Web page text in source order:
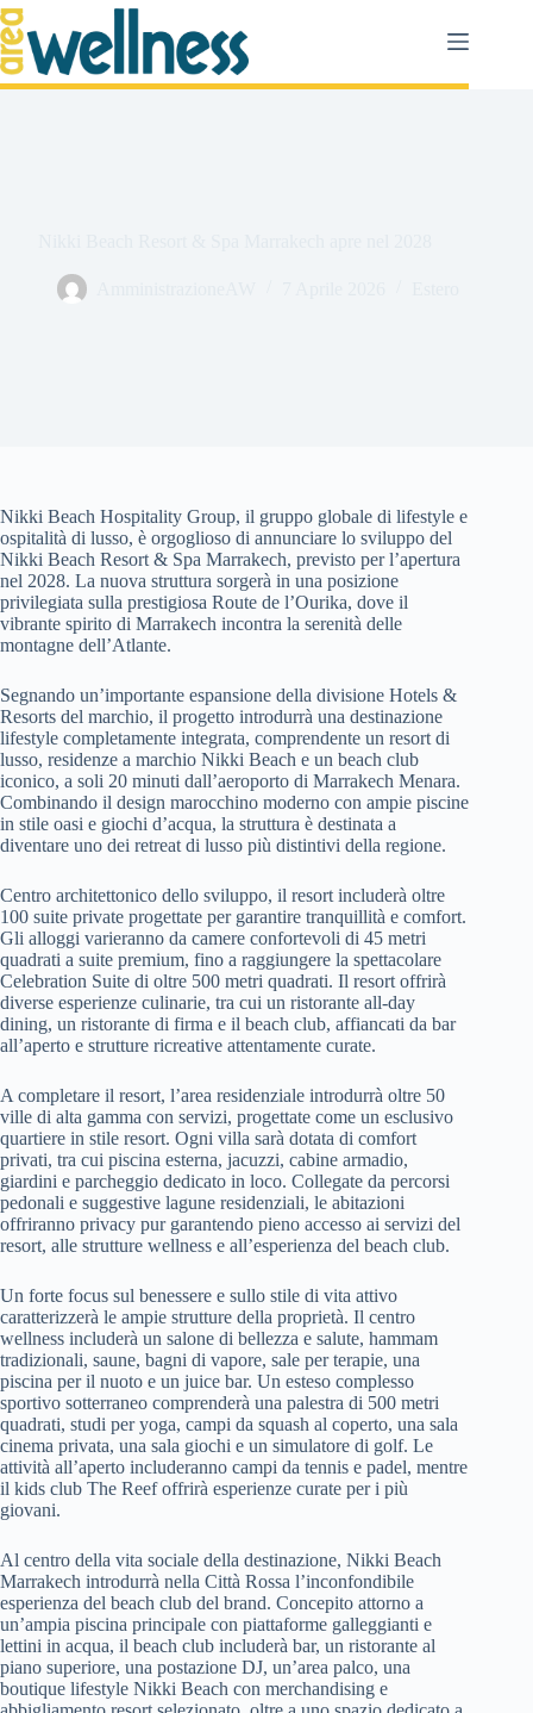
Salta
al
contenuto
Nikki Beach Hospitality Group, il gruppo globale di lifestyle e
ospitalità di lusso, è orgoglioso di annunciare lo sviluppo del
Nikki Beach Resort & Spa Marrakech, previsto per l’apertura
nel 2028. La nuova struttura sorgerà in una posizione
privilegiata sulla prestigiosa Route de l’Ourika, dove il
vibrante spirito di Marrakech incontra la serenità delle
montagne dell’Atlante.
Segnando un’importante espansione della divisione Hotels &
Resorts del marchio, il progetto introdurrà una destinazione
lifestyle completamente integrata, comprendente un resort di
lusso, residenze a marchio Nikki Beach e un beach club
iconico, a soli 20 minuti dall’aeroporto di Marrakech Menara.
Combinando il design marocchino moderno con ampie piscine
in stile oasi e giochi d’acqua, la struttura è destinata a
diventare uno dei retreat di lusso più distintivi della regione.
Centro architettonico dello sviluppo, il resort includerà oltre
100 suite private progettate per garantire tranquillità e comfort.
Gli alloggi varieranno da camere confortevoli di 45 metri
quadrati a suite premium, fino a raggiungere la spettacolare
Celebration Suite di oltre 500 metri quadrati. Il resort offrirà
diverse esperienze culinarie, tra cui un ristorante all-day
dining, un ristorante di firma e il beach club, affiancati da bar
all’aperto e strutture ricreative attentamente curate.
A completare il resort, l’area residenziale introdurrà oltre 50
ville di alta gamma con servizi, progettate come un esclusivo
quartiere in stile resort. Ogni villa sarà dotata di comfort
privati, tra cui piscina esterna, jacuzzi, cabine armadio,
giardini e parcheggio dedicato in loco. Collegate da percorsi
pedonali e suggestive lagune residenziali, le abitazioni
offriranno privacy pur garantendo pieno accesso ai servizi del
resort, alle strutture wellness e all’esperienza del beach club.
Un forte focus sul benessere e sullo stile di vita attivo
caratterizzerà le ampie strutture della proprietà. Il centro
wellness includerà un salone di bellezza e salute, hammam
tradizionali, saune, bagni di vapore, sale per terapie, una
piscina per il nuoto e un juice bar. Un esteso complesso
sportivo sotterraneo comprenderà una palestra di 500 metri
quadrati, studi per yoga, campi da squash al coperto, una sala
cinema privata, una sala giochi e un simulatore di golf. Le
attività all’aperto includeranno campi da tennis e padel, mentre
il kids club The Reef offrirà esperienze curate per i più
giovani.
Al centro della vita sociale della destinazione, Nikki Beach
Marrakech introdurrà nella Città Rossa l’inconfondibile
esperienza del beach club del brand. Concepito attorno a
un’ampia piscina principale con piattaforme galleggianti e
lettini in acqua, il beach club includerà bar, un ristorante al
piano superiore, una postazione DJ, un’area palco, una
boutique lifestyle Nikki Beach con merchandising e